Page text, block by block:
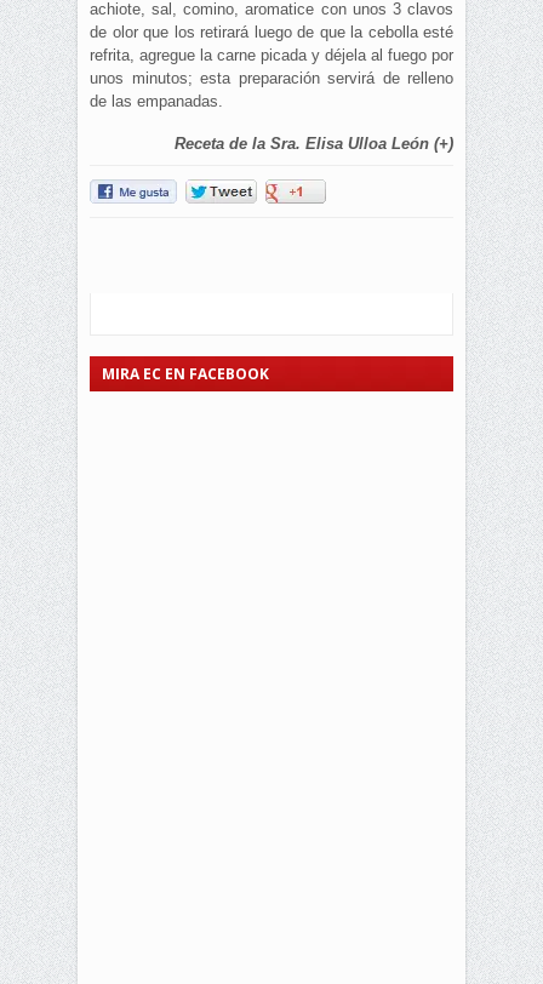
achiote, sal, comino, aromatice con unos 3 clavos
de olor que los retirará luego de que la cebolla esté
refrita, agregue la carne picada y déjela al fuego por
unos minutos; esta preparación servirá de relleno
de las empanadas.
Receta de la Sra. Elisa Ulloa León (+)
MIRA EC EN FACEBOOK